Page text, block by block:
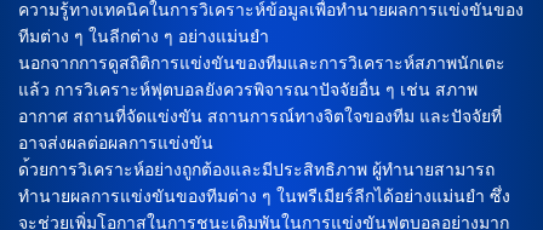
ความรู้ทางเทคนิคในการวิเคราะห์ข้อมูลเพื่อทำนายผลการแข่งขันของ
ทีมต่าง ๆ ในลีกต่าง ๆ อย่างแม่นยำ
นอกจากการดูสถิติการแข่งขันของทีมและการวิเคราะห์สภาพนักเตะ
แล้ว การวิเคราะห์ฟุตบอลยังควรพิจารณาปัจจัยอื่น ๆ เช่น สภาพ
อากาศ สถานที่จัดแข่งขัน สถานการณ์ทางจิตใจของทีม และปัจจัยที่
อาจส่งผลต่อผลการแข่งขัน
ด้วยการวิเคราะห์อย่างถูกต้องและมีประสิทธิภาพ ผู้ทำนายสามารถ
ทำนายผลการแข่งขันของทีมต่าง ๆ ในพรีเมียร์ลีกได้อย่างแม่นยำ ซึ่ง
จะช่วยเพิ่มโอกาสในการชนะเดิมพันในการแข่งขันฟุตบอลอย่างมาก